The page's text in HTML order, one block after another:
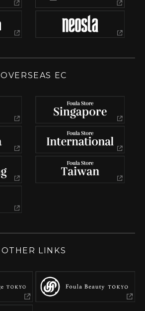
OVERSEAS EC
OTHER LINKS